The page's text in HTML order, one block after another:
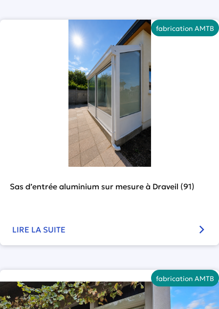
fabrication AMTB
Sas d’entrée aluminium sur mesure à Draveil (91)
LIRE LA SUITE
fabrication AMTB